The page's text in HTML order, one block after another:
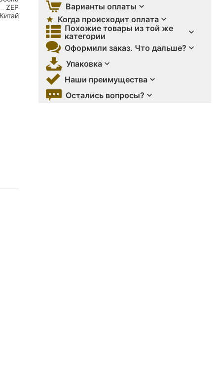
ZEP
Китай
Варианты оплаты
Когда происходит оплата
Похожие товары из той же
категории
Оформили заказ. Что дальше?
Упаковка
Наши преимущества
Остались вопросы?